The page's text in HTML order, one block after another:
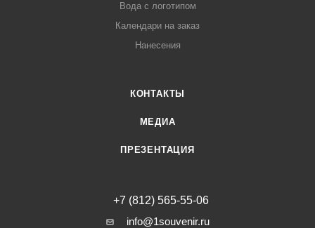
Вода с логотипом
Календари на заказ
Нанесения
КОНТАКТЫ
МЕДИА
ПРЕЗЕНТАЦИЯ
+7 (812) 565-55-06
info@1souvenir.ru